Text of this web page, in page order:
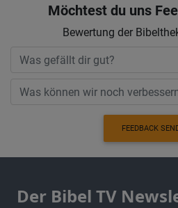
Möchtest du uns
Bewertung der
FEEDBACK
Der Bibel TV